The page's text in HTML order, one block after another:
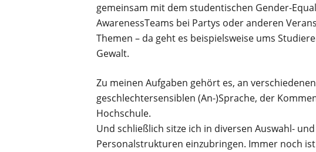
gemeinsam mit dem studentischen Gender-
Awareness­Teams bei Partys oder anderen
Themen – da geht es beispielsweise ums
Gewalt.
Zu meinen Aufgaben gehört es, an
geschlechtersensiblen (An-)Sprache, der
Hochschule.
Und schließlich sitze ich in diversen Auswahl-
Personalstrukturen einzubringen. Immer noch